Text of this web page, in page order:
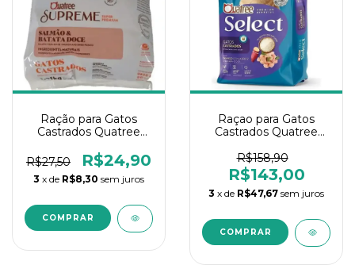
Ração para Gatos
Castrados Quatree
Batata 1Kg
R$27,50 R$24,90
3 x de R$8,30 sem juros
Raçao para Gatos
Castrados Quatree
R$158,90
R$143,00
3 x de R$47,67 sem juros